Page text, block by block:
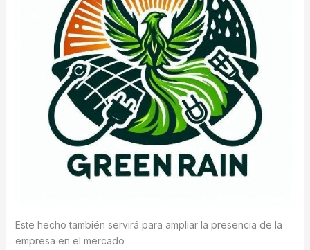
Este hecho también servirá para ampliar la presencia de la
empresa en el mercado